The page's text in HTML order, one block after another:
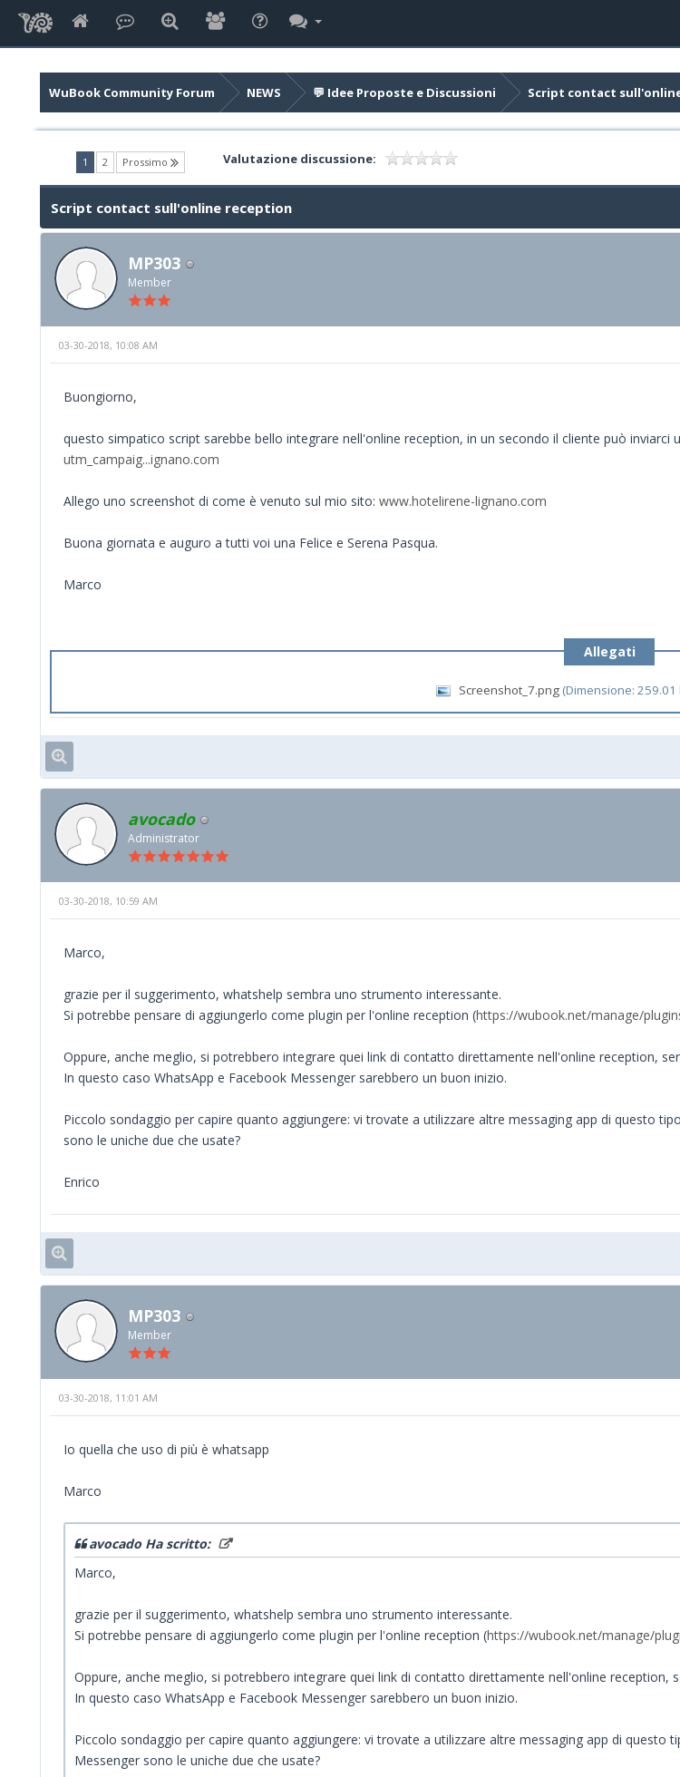
WuBook Community Forum NEWS 💬 Idee Proposte e Discussioni Script contact
1 (current)
2 Prossimo Valutazione discussione:
Script contact sull'online reception
MP303
Member
03-30-2018, 10:08 AM
Buongiorno,
questo simpatico script sarebbe bello integrare nell'online reception, in un secondo il cliente può inviarci
utm_campaig...ignano.com
Allego uno screenshot di come è venuto sul mio sito: www.hotelirene-lignano.com
Buona giornata e auguro a tutti voi una Felice e Serena Pasqua.
Marco
Allegati
Screenshot_7.png(Dimensione: 259.01
avocado
Administrator
03-30-2018, 10:59 AM
Marco,
grazie per il suggerimento, whatshelp sembra uno strumento interessante.
Si potrebbe pensare di aggiungerlo come plugin per l'online reception (https://wubook.net/manage/
Oppure, anche meglio, si potrebbero integrare quei link di contatto direttamente nell'online reception,
In questo caso WhatsApp e Facebook Messenger sarebbero un buon inizio.
Piccolo sondaggio per capire quanto aggiungere: vi trovate a utilizzare altre messaging app di questo
sono le uniche due che usate?
Enrico
MP303
Member
03-30-2018, 11:01 AM
Io quella che uso di più è whatsapp
Marco
avocado Ha scritto:
Marco,
grazie per il suggerimento, whatshelp sembra uno strumento interessante.
Si potrebbe pensare di aggiungerlo come plugin per l'online reception (https://wubook.net/manage/
Oppure, anche meglio, si potrebbero integrare quei link di contatto direttamente nell'online reception,
In questo caso WhatsApp e Facebook Messenger sarebbero un buon inizio.
Piccolo sondaggio per capire quanto aggiungere: vi trovate a utilizzare altre messaging app di questo
Messenger sono le uniche due che usate?